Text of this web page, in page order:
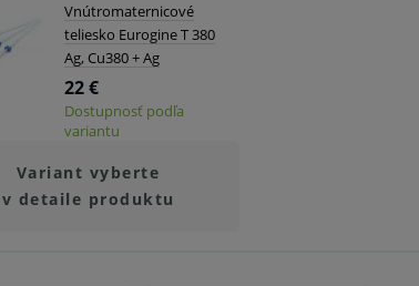
Vnútromaternicové
teliesko Eurogine T 380
Ag, Cu380 + Ag
22 €
Dostupnosť podľa
variantu
Variant vyberte
v detaile produktu